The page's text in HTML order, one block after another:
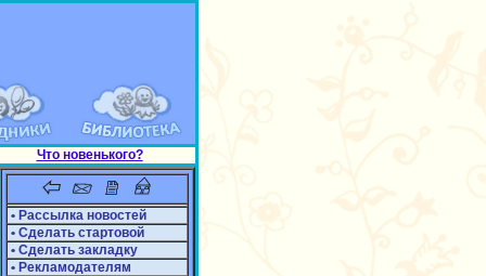
Что новенького?
• Рассылка новостей
• Сделать стартовой
• Сделать закладку
• Рекламодателям